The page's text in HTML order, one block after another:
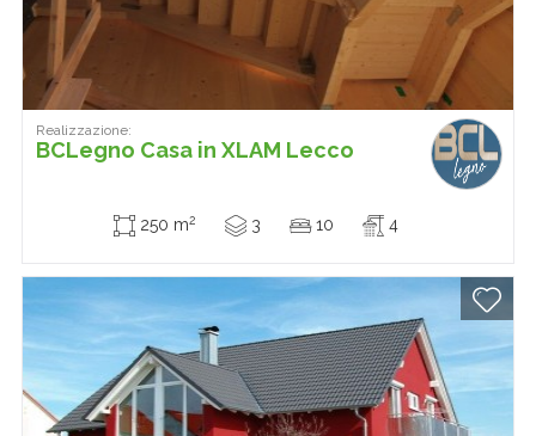
Realizzazione:
BCLegno Casa in XLAM Lecco
250 m2 3 10 4